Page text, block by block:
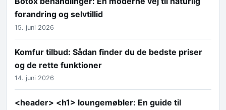
forandring og selvtillid
15. juni 2026
Komfur tilbud: Sådan finder du de bedste priser
og de rette funktioner
14. juni 2026
<header> <h1> loungemøbler: En guide til